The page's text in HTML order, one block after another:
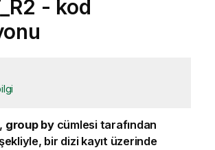
- kod
, group bycümlesi tarafından
şekliyle, bir dizi kayıt üzerinde